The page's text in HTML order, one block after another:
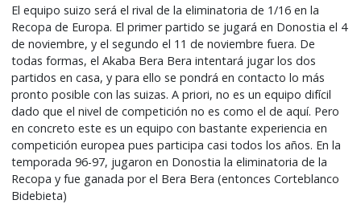
El equipo suizo será el rival de la eliminatoria de 1/16 en la
Recopa de Europa. El primer partido se jugará en Donostia el 4
de noviembre, y el segundo el 11 de noviembre fuera. De
todas formas, el Akaba Bera Bera intentará jugar los dos
partidos en casa, y para ello se pondrá en contacto lo más
pronto posible con las suizas. A priori, no es un equipo difícil
dado que el nivel de competición no es como el de aquí. Pero
en concreto este es un equipo con bastante experiencia en
competición europea pues participa casi todos los años. En la
temporada 96-97, jugaron en Donostia la eliminatoria de la
Recopa y fue ganada por el Bera Bera (entonces Corteblanco
Bidebieta)